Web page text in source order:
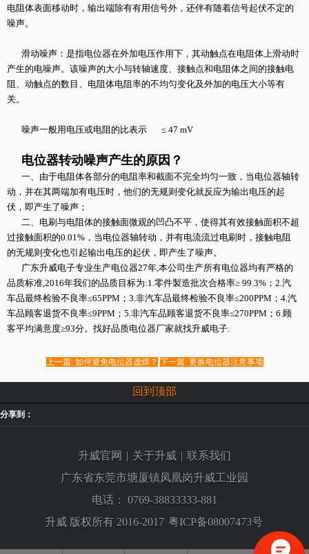
电阻体表面移动时，输出端除有有用信号外，还伴有随着信号起伏不定的
噪声。
滑动噪声：是指电位器在外加电压作用下，其动触点在电阻体上滑动时
产生的电噪声。该噪声的大小与转轴速度、接触点和电阻体之间的接触电
阻、动触点的数目、电阻体电阻率的不均匀变化及外加的电压大小等有
关。
噪声一般用电压或电阻的比表示 ≤ 47 mV
电位器转动噪声产生的原因？
一、由于电阻体各部分的电阻率和截面不完全均匀一致，当电位器轴转
动，并在其两端加有电压时，他们的无规则变化就反应为输出电压的起
伏，即产生了噪声；
二、电刷与电阻体的接触面微观的凹凸不平，使得其有效接触面积不超
过接触面积的0.01%，当电位器轴转动，并有电流流过电刷时，接触电阻
的无规则变化也引起输出电压的起伏，即产生了噪声。
广东升威电子专业生产电位器27年,本公司生产所有电位器均有严格的
品质标准,2016年我们的品质目标为:1.零件製造批次合格率≥ 99.3%；2.汽
车品最终检验不良率≤65PPM；3.非汽车品最终检验不良率≤200PPM；4.汽
车品顾客退货不良率≤9PPM；5.非汽车品顾客退货不良率≤270PPM；6.顾
客平均满意度≥93分。找好品质电位器厂家就找升威电子.
上一篇: 如何避免电位器虚焊？ 下一篇: 更换电位器注意事项
回到顶部
分享到：
升威官网 | 关于升威 | 联系我们
广东省东莞市塘厦镇凤凰岗升威工业园
电话： 0769-38833333-881
升威 版权所有 2016-2017 粤ICP备08007473号